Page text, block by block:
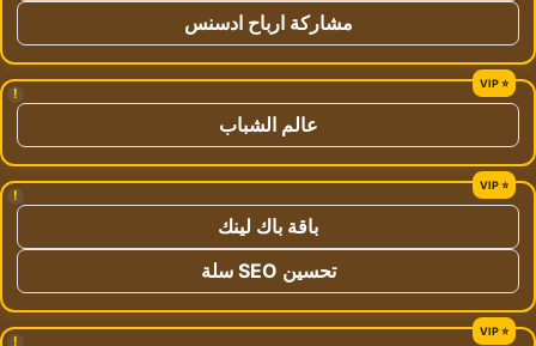
مشاركة ارباح ادسنس
!
عالم الشباب
!
باقة باك لينك
تحسين SEO سلة
!